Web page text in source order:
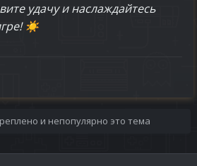
удачу и наслаждайтесь
☀️
и непопулярно это тема